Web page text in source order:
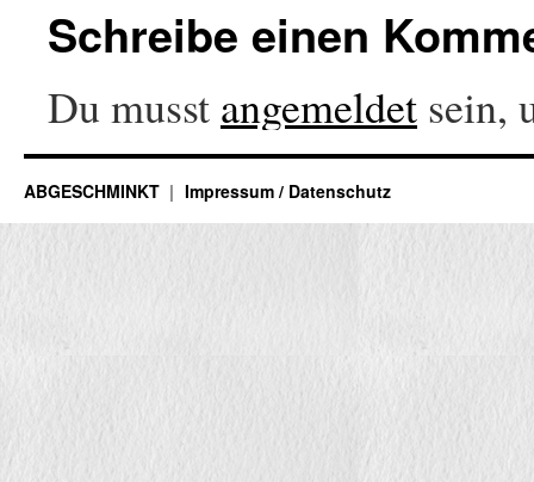
Schreibe einen
Du musst angemeldet sein,
ABGESCHMINKT Impressum / Datenschutz